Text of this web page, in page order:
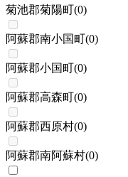
菊池郡菊陽町(0)
阿蘇郡南小国町(0)
阿蘇郡小国町(0)
阿蘇郡高森町(0)
阿蘇郡西原村(0)
阿蘇郡南阿蘇村(0)